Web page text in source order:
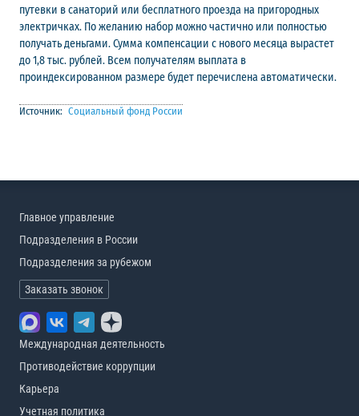
путевки в санаторий или бесплатного проезда на пригородных
электричках. По желанию набор можно частично или полностью
получать деньгами. Сумма компенсации с нового месяца вырастет
до 1,8 тыс. рублей. Всем получателям выплата в
проиндексированном размере будет перечислена автоматически.
Источник: Социальный фонд России
Главное управление
Подразделения в России
Подразделения за рубежом
Заказать звонок
Международная деятельность
Противодействие коррупции
Карьера
Учетная политика